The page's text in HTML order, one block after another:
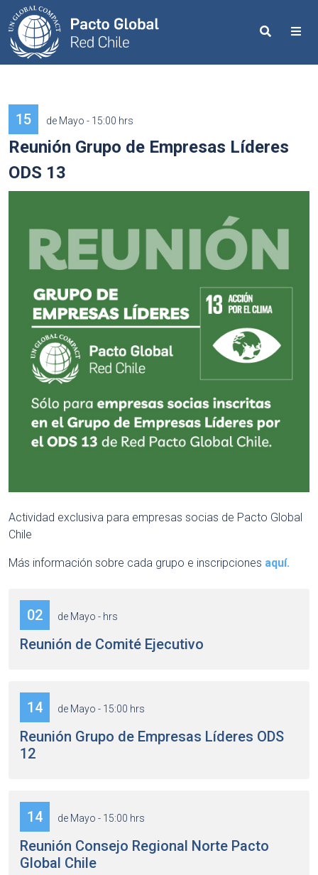
Search
15 de Mayo - 15:00 hrs
Reunión Grupo de Empresas Líderes
ODS 13
Actividad exclusiva para empresas socias de Pacto Global
Chile
Más información sobre cada grupo e inscripciones aquí.
02 de Mayo - hrs
Reunión de Comité Ejecutivo
14 de Mayo - 15:00 hrs
Reunión Grupo de Empresas Líderes ODS
12
14 de Mayo - 15:00 hrs
Reunión Consejo Regional Norte Pacto
Global Chile